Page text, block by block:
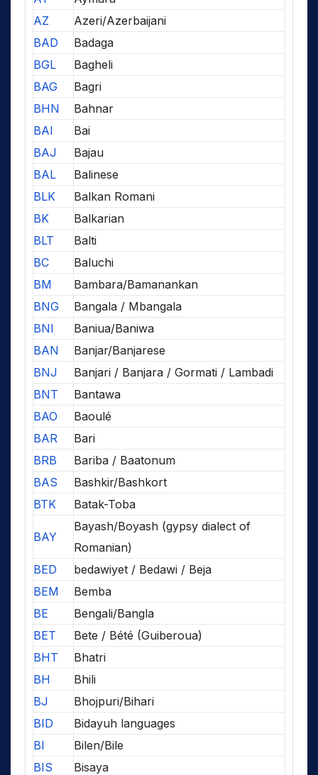
AZ
Azeri/Azerbaijani
BAD
Badaga
BGL
Bagheli
BAG
Bagri
BHN
Bahnar
BAI
Bai
BAJ
Bajau
BAL
Balinese
BLK
Balkan Romani
BK
Balkarian
BLT
Balti
BC
Baluchi
BM
Bambara/Bamanankan
BNG
Bangala / Mbangala
BNI
Baniua/Baniwa
BAN
Banjar/Banjarese
BNJ
Banjari / Banjara / Gormati / Lambadi
BNT
Bantawa
BAO
Baoulé
BAR
Bari
BRB
Bariba / Baatonum
BAS
Bashkir/Bashkort
BTK
Batak-Toba
BAY
Bayash/Boyash (gypsy dialect of
Romanian)
BED
bedawiyet / Bedawi / Beja
BEM
Bemba
BE
Bengali/Bangla
BET
Bete / Bété (Guiberoua)
BHT
Bhatri
BH
Bhili
BJ
Bhojpuri/Bihari
BID
Bidayuh languages
BI
Bilen/Bile
BIS
Bisaya